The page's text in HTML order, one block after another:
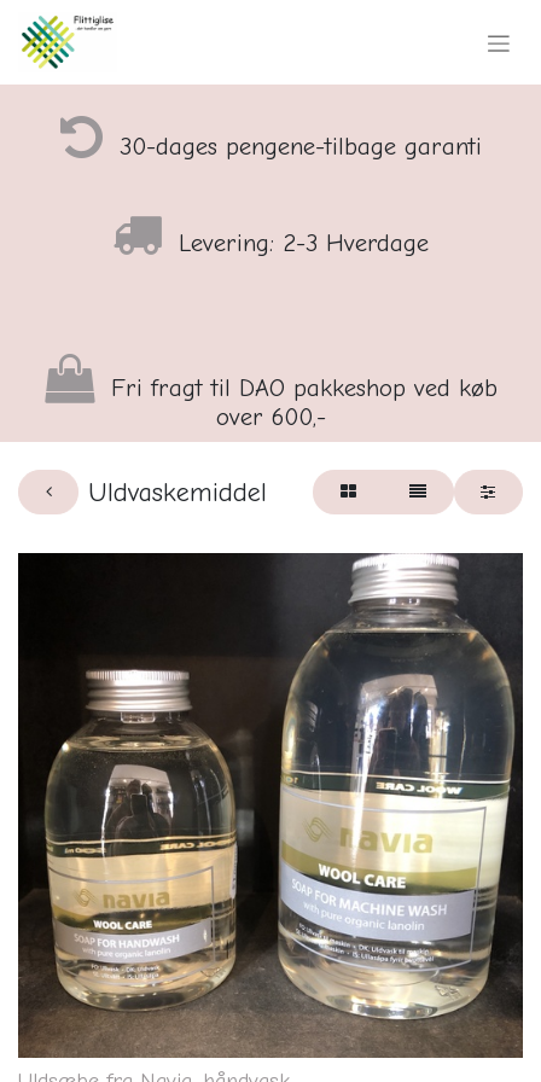
30-dages pengene-tilbage garanti
Levering: 2-3 Hverdage
Fri fragt til DAO pakkeshop ved køb
over 600,-
Uldvaskemiddel